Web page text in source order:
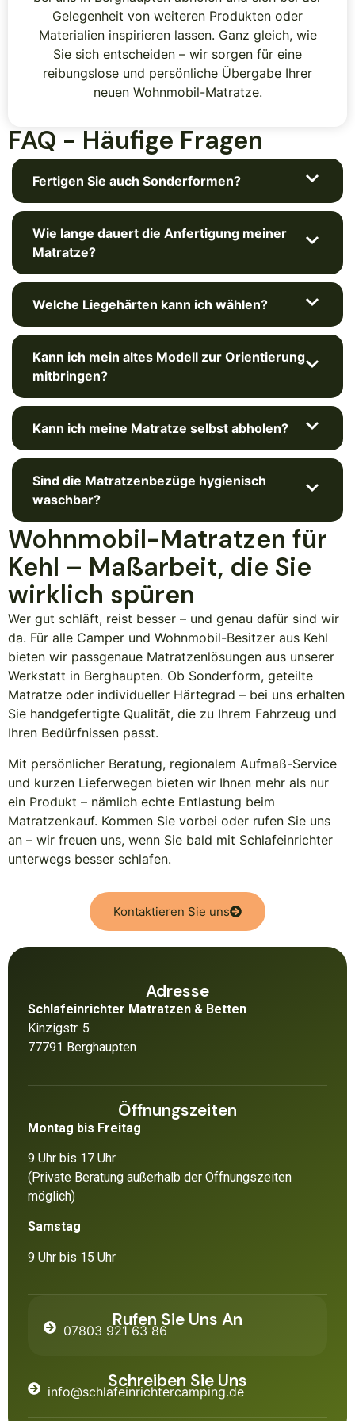
Gelegenheit von weiteren Produkten oder
Materialien inspirieren lassen. Ganz gleich, wie
Sie sich entscheiden – wir sorgen für eine
reibungslose und persönliche Übergabe Ihrer
neuen Wohnmobil-Matratze.
FAQ - Häufige Fragen
Fertigen Sie auch Sonderformen?
Wie lange dauert die Anfertigung meiner
Matratze?
Welche Liegehärten kann ich wählen?
Kann ich mein altes Modell zur Orientierung
mitbringen?
Kann ich meine Matratze selbst abholen?
Sind die Matratzenbezüge hygienisch
waschbar?
Wohnmobil-Matratzen für
Kehl – Maßarbeit, die Sie
wirklich spüren
Wer gut schläft, reist besser – und genau dafür sind wir
da. Für alle Camper und Wohnmobil-Besitzer aus Kehl
bieten wir passgenaue Matratzenlösungen aus unserer
Werkstatt in Berghaupten. Ob Sonderform, geteilte
Matratze oder individueller Härtegrad – bei uns erhalten
Sie handgefertigte Qualität, die zu Ihrem Fahrzeug und
Ihren Bedürfnissen passt.
Mit persönlicher Beratung, regionalem Aufmaß-Service
und kurzen Lieferwegen bieten wir Ihnen mehr als nur
ein Produkt – nämlich echte Entlastung beim
Matratzenkauf. Kommen Sie vorbei oder rufen Sie uns
an – wir freuen uns, wenn Sie bald mit Schlafeinrichter
unterwegs besser schlafen.
Kontaktieren Sie uns
Adresse
Schlafeinrichter Matratzen & Betten
Kinzigstr. 5
77791 Berghaupten
Öffnungszeiten
Montag bis Freitag
9 Uhr bis 17 Uhr
(Private Beratung außerhalb der Öffnungszeiten
möglich)
Samstag
9 Uhr bis 15 Uhr
Rufen Sie Uns An
07803 921 63 86
Schreiben Sie Uns
info@schlafeinrichtercamping.de